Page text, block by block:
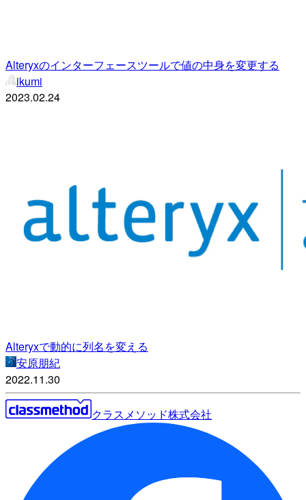
Alteryxのインターフェースツールで値の中身を変更する
ikumi
2023.02.24
Alteryxで動的に列名を変える
安原朋紀
2022.11.30
クラスメソッド株式会社